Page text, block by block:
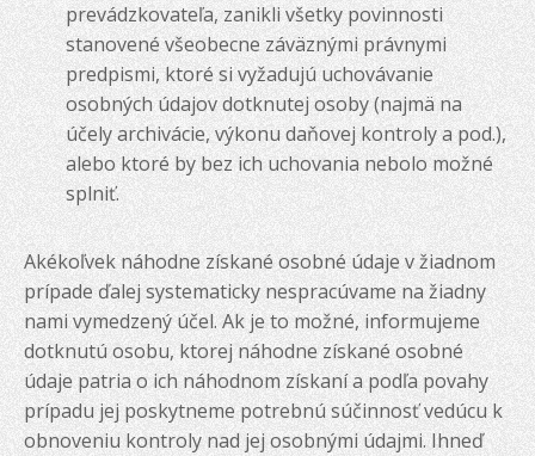
prevádzkovateľa, zanikli všetky povinnosti
stanovené všeobecne záväznými právnymi
predpismi, ktoré si vyžadujú uchovávanie
osobných údajov dotknutej osoby (najmä na
účely archivácie, výkonu daňovej kontroly a pod.),
alebo ktoré by bez ich uchovania nebolo možné
splniť.
Akékoľvek náhodne získané osobné údaje v žiadnom
prípade ďalej systematicky nespracúvame na žiadny
nami vymedzený účel. Ak je to možné, informujeme
dotknutú osobu, ktorej náhodne získané osobné
údaje patria o ich náhodnom získaní a podľa povahy
prípadu jej poskytneme potrebnú súčinnosť vedúcu k
obnoveniu kontroly nad jej osobnými údajmi. Ihneď